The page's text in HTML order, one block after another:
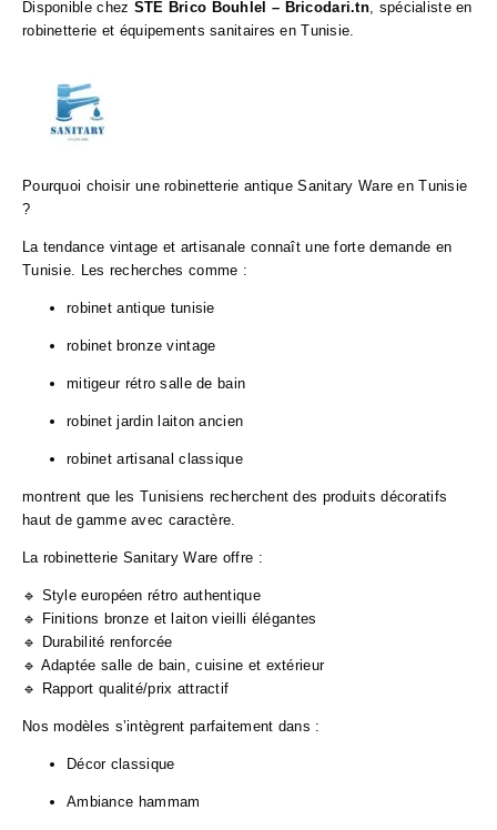
Disponible chez STE Brico Bouhlel – Bricodari.tn, spécialiste en
robinetterie et équipements sanitaires en Tunisie.
Pourquoi choisir une robinetterie antique Sanitary Ware en Tunisie
?
La tendance vintage et artisanale connaît une forte demande en
Tunisie. Les recherches comme :
robinet antique tunisie
robinet bronze vintage
mitigeur rétro salle de bain
robinet jardin laiton ancien
robinet artisanal classique
montrent que les Tunisiens recherchent des produits décoratifs
haut de gamme avec caractère.
La robinetterie Sanitary Ware offre :
🔹 Style européen rétro authentique
🔹 Finitions bronze et laiton vieilli élégantes
🔹 Durabilité renforcée
🔹 Adaptée salle de bain, cuisine et extérieur
🔹 Rapport qualité/prix attractif
Nos modèles s’intègrent parfaitement dans :
Décor classique
Ambiance hammam